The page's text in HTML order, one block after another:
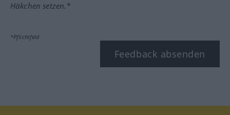
Häkchen setzen.*
*Pflichtfeld
Feedback absenden